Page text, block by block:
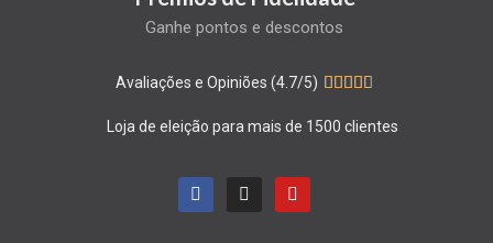
Ganhe pontos e descontos
Avaliações e Opiniões (4.7/5)     
Loja de eleição para mais de 1500 clientes